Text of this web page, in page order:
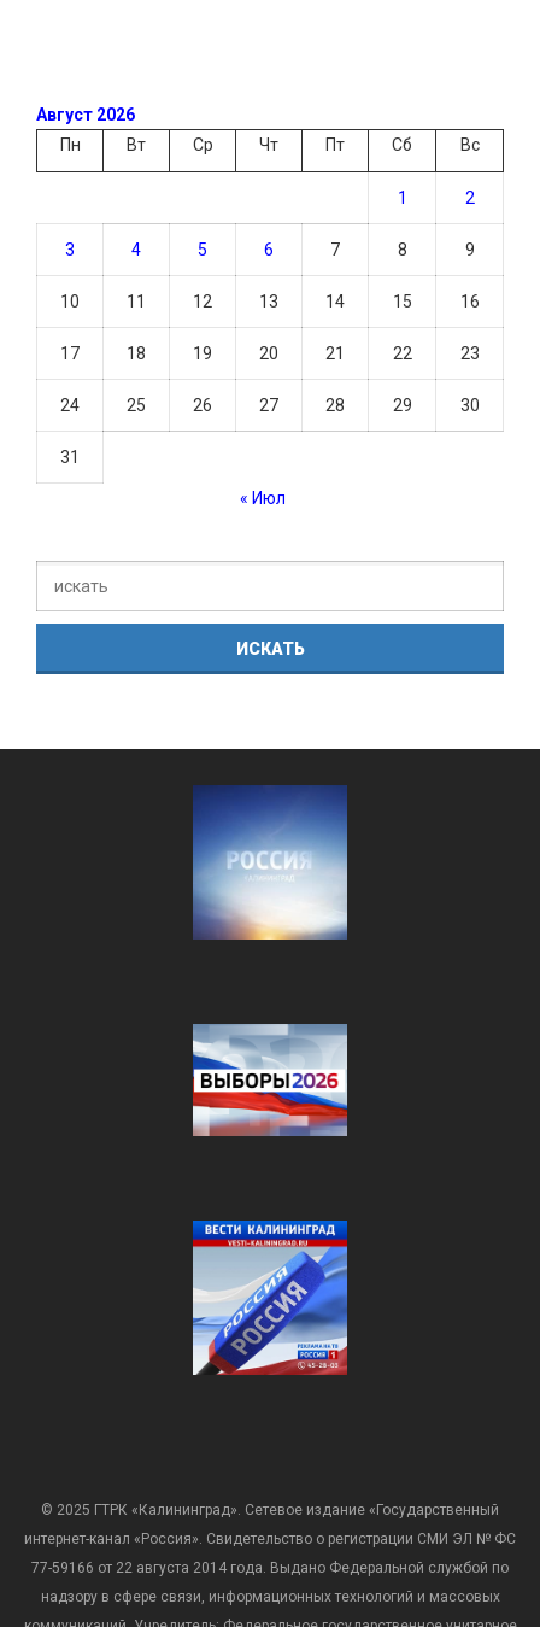
Август 2026
Пн
Вт Ср Чт Пт Сб Вс
1 2
3 4 5 6 7 8 9
10 11 12 13 14 15 16
17 18 19 20 21 22 23
24 25 26 27 28 29 30
31
« Июл
© 2025 ГТРК «Калининград». Сетевое издание «Государственный
интернет-канал «Россия». Свидетельство о регистрации СМИ ЭЛ № ФС
77-59166 от 22 августа 2014 года. Выдано Федеральной службой по
надзору в сфере связи, информационных технологий и массовых